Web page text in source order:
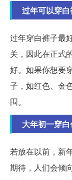
过年可以穿白
过年穿白裤子最
关，因此在正式
好。如果你想要
子，如红色、金
围。
大年初一穿
若放在以前，新
期待，人们会倾